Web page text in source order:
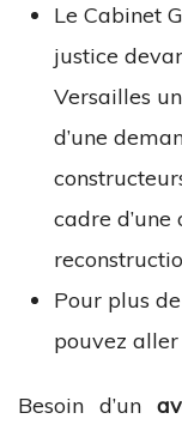
Le Cabinet
justice
Versailles
d’une
cadre
Pour plus
pouvez aller
Besoin d’un